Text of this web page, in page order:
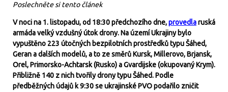
Poslechněte si tento článek
V noci na 1. listopadu, od 18:30 předchozího dne,provedlaruská
armáda velký vzdušný útok drony. Na území Ukrajiny bylo
vypuštěno 223 útočných bezpilotních prostředků typu Šáhed,
Geran a dalších modelů, a to ze směrů Kursk, Millerovo, Brjansk,
Orel, Primorsko-Achtarsk (Rusko) a Gvardijske (okupovaný Krym).
Přibližně 140 z nich tvořily drony typu Šáhed. Podle
předběžných údajů k 9:30 se ukrajinské PVO podařilo zničit